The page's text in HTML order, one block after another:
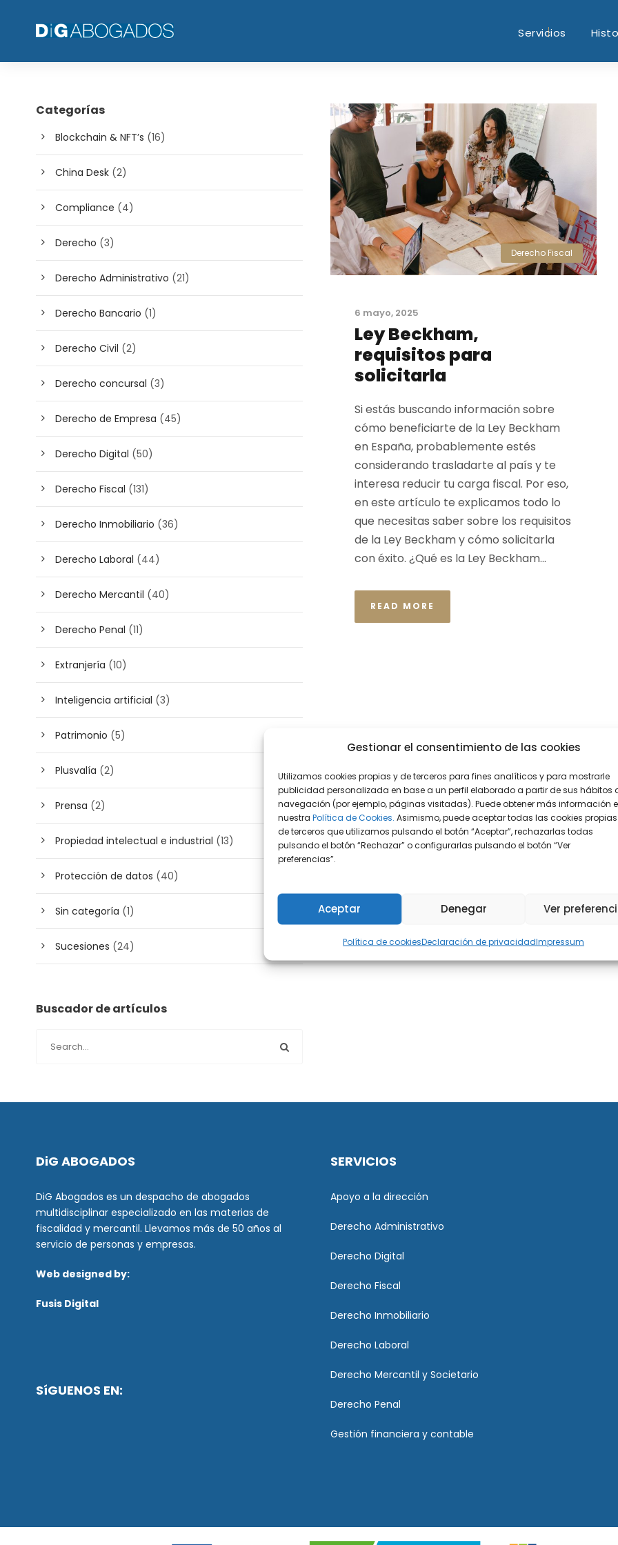
Gestionar el consentimiento de las cookies
Utilizamos cookies propias y de terceros para fines analíticos y para mostrarle
publicidad personalizada en base a un perfil elaborado a partir de sus hábitos
navegación (por ejemplo, páginas visitadas). Puede obtener más información
nuestra Política de Cookies. Asimismo, puede aceptar todas las cookies
de terceros que utilizamos pulsando el botón “Aceptar”, rechazarlas todas
pulsando el botón “Rechazar” o configurarlas pulsando el botón “Ver
preferencias”.
Aceptar Denegar Ver
Política de cookiesDeclaración de privacidadImpressum
Servicios
Derecho Fiscal
6 mayo, 2025
Ley Beckham,
requisitos para
solicitarla
Si estás buscando información sobre
cómo beneficiarte de la Ley Beckham
en España, probablemente estés
considerando trasladarte al país y te
interesa reducir tu carga fiscal. Por eso,
en este artículo te explicamos todo lo
que necesitas saber sobre los requisitos
de la Ley Beckham y cómo solicitarla
con éxito. ¿Qué es la Ley Beckham...
READ MORE
Categorías
Blockchain & NFT’s (16)
China Desk (2)
Compliance (4)
Derecho (3)
Derecho Administrativo (21)
Derecho Bancario (1)
Derecho Civil (2)
Derecho concursal (3)
Derecho de Empresa (45)
Derecho Digital (50)
Derecho Fiscal (131)
Derecho Inmobiliario (36)
Derecho Laboral (44)
Derecho Mercantil (40)
Derecho Penal (11)
Extranjería (10)
Inteligencia artificial (3)
Patrimonio (5)
Plusvalía (2)
Prensa (2)
Propiedad intelectual e industrial (13)
Protección de datos (40)
Sin categoría (1)
Sucesiones (24)
Buscador de artículos
DiG ABOGADOS
DiG Abogados es un despacho de abogados
multidisciplinar especializado en las materias de
fiscalidad y mercantil. Llevamos más de 50 años al
servicio de personas y empresas.
Web designed by:
Fusis Digital
SíGUENOS EN:
SERVICIOS
Apoyo a la dirección
Derecho Administrativo
Derecho Digital
Derecho Fiscal
Derecho Inmobiliario
Derecho Laboral
Derecho Mercantil y Societario
Derecho Penal
Gestión financiera y contable